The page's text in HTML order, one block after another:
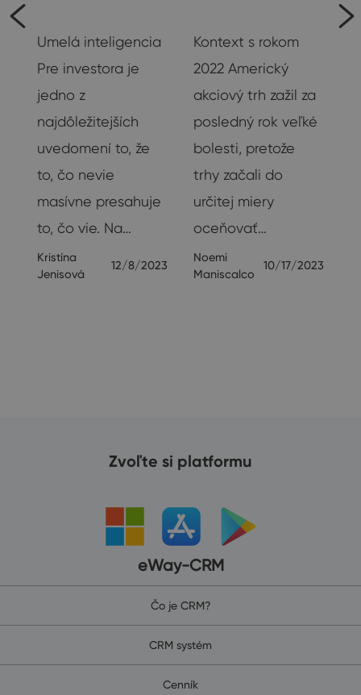
Umelá inteligencia
Pre investora je
jedno z
najdôležitejších
uvedomení to, že
to, čo nevie
masívne presahuje
to, čo vie. Na…
Kristína
Jenisová
12/8/2023
Kontext s rokom
2022 Americký
akciový trh zažil za
posledný rok veľké
bolesti, pretože
trhy začali do
určitej miery
oceňovať…
Noemi
Maniscalco
10/17/2023
Zvoľte si platformu
eWay-CRM
Čo je CRM?
CRM systém
Cenník